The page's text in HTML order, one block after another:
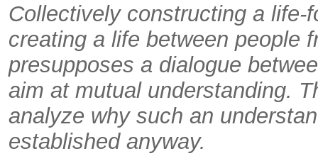
Collectively constructing a life-
creating a life between people
presupposes a dialogue be
aim at mutual understanding.
analyze why such an
established anyway.